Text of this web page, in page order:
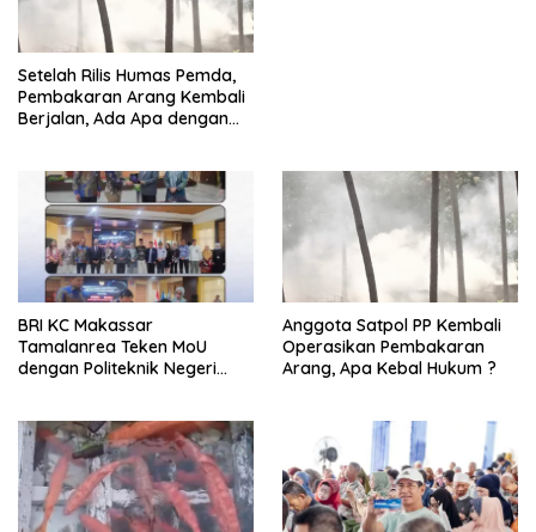
Setelah Rilis Humas Pemda,
Pembakaran Arang Kembali
Berjalan, Ada Apa dengan
BRI KC Makassar
Tamalanrea Teken MoU
dengan Politeknik Negeri
Anggota Satpol PP Kembali
Operasikan Pembakaran
Arang, Apa Kebal Hukum ?